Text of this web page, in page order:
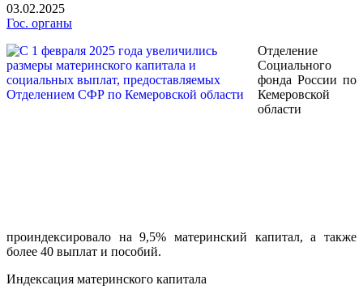
03.02.2025
Гос. органы
Отделение
Социального
фонда России по
Кемеровской
области
проиндексировало на 9,5% материнский капитал, а также
более 40 выплат и пособий.
Индексация материнского капитала